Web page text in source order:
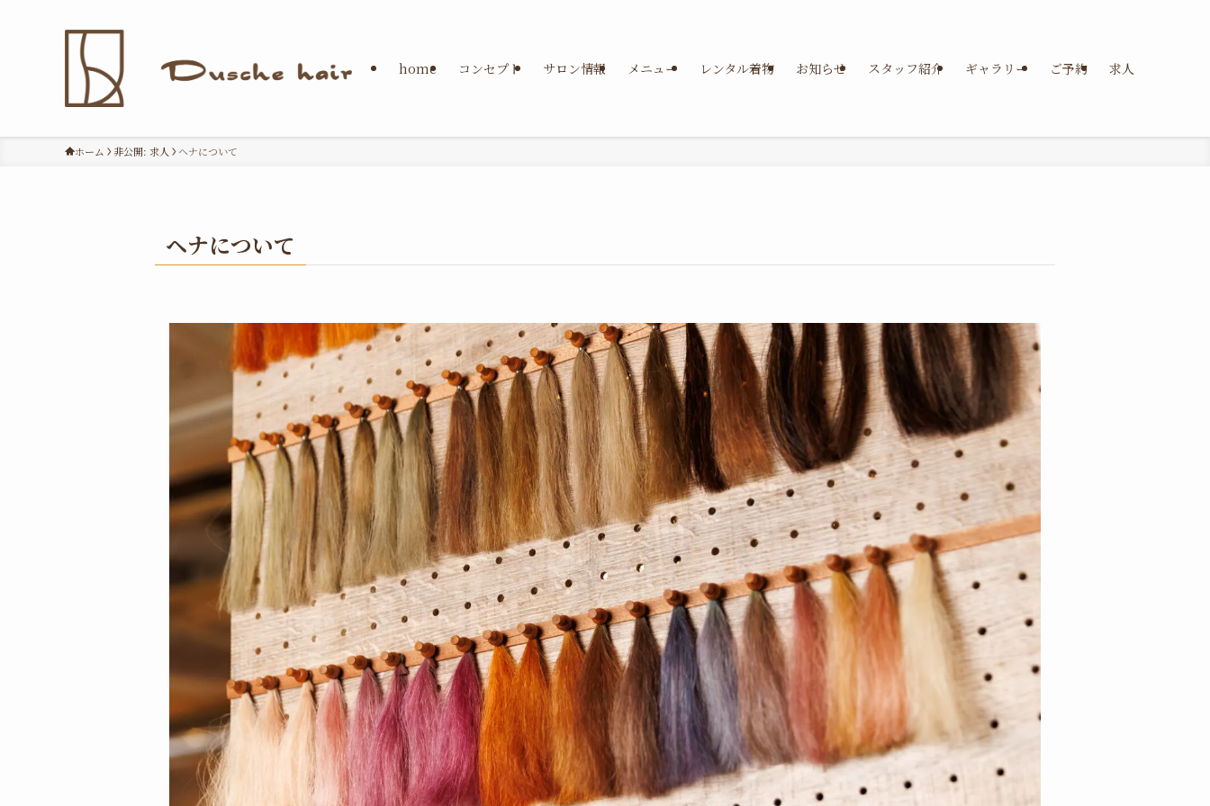
home コンセプト サロン情報 メニュー レンタル着物 お知らせ スタッフ紹介 ギャラリー ご予約 求人
ホーム 非公開: 求人 ヘナについて
ヘナについて